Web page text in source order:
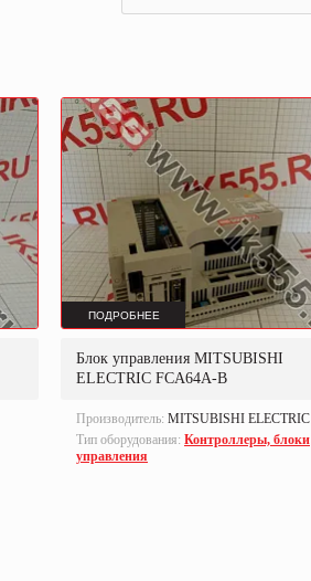
ПОДРОБНЕЕ
Блок управления MITSUBISHI
ELECTRIC FCA64A-B
Производитель: MITSUBISHI ELECTRIC
Тип оборудования: Контроллеры, блоки
управления